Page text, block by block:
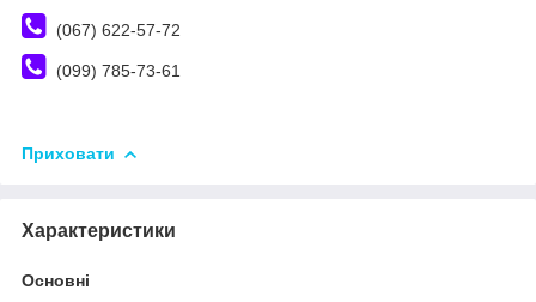
(067) 622-57-72
(099) 785-73-61
Приховати
Характеристики
Основні